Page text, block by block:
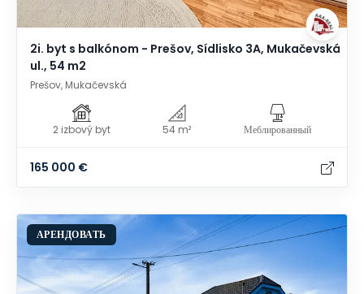
2i. byt s balkónom - Prešov, Sídlisko 3A, Mukačevská
ul., 54 m2
Prešov, Mukačevská
2 izbový byt 54 m² Меблированный
165 000 €
АРЕНДОВАТЬ